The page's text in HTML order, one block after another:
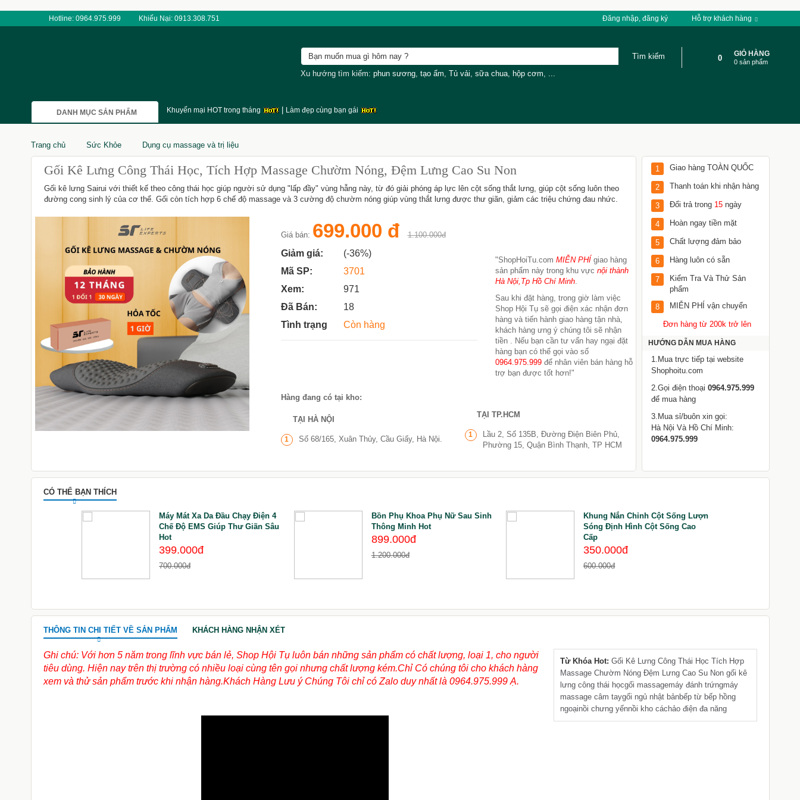
Hotline: 0964.975.999 Khiếu Nại: 0913.308.751 Đăng nhập, đăng ký Hỗ trợ khách hàng
Xu hướng tìm kiếm: phun sương, tạo ẩm, Tủ vải, sữa chua, hộp cơm, ...
0 GIỎ HÀNG
0 sản phẩm
DANH MỤC SẢN PHẨM Khuyến mại HOT trong tháng Làm đẹp cùng bạn gái
Trang chủ Sức Khỏe Dụng cụ massage và trị liệu
Gối Kê Lưng Công Thái Học, Tích Hợp Massage Chườm Nóng, Đệm Lưng Cao Su Non
Gối kê lưng Sairui với thiết kế theo công thái học giúp người sử dụng "lấp đầy" vùng hẫng này, từ đó giải phóng áp lực lên cột sống thắt lưng, giúp cột sống luôn theo
đường cong sinh lý của cơ thể. Gối còn tích hợp 6 chế độ massage và 3 cường độ chườm nóng giúp vùng thắt lưng được thư giãn, giảm các triệu chứng đau nhức.
Giá bán: 699.000 đ 1.100.000đ
Giảm giá:
(-36%)
Mã SP:
3701
Xem:
971
Đã Bán:
18
Tình trạng
Còn hàng
"ShopHoiTu.com MIỄN PHÍgiao hàng
sản phẩm này trong khu vực nội thành
Hà Nội,Tp Hồ Chí Minh.
Sau khi đặt hàng, trong giờ làm việc
Shop Hội Tụ sẽ gọi điện xác nhận đơn
hàng và tiến hành giao hàng tận nhà,
khách hàng ưng ý chúng tôi sẽ nhận
tiền . Nếu bạn cần tư vấn hay ngại đặt
hàng bạn có thể gọi vào số
0964.975.999 để nhân viên bán hàng hỗ
trợ bạn được tốt hơn!"
Hàng đang có tại kho:
TẠI HÀ NỘI
1 Số 68/165, Xuân Thủy, Cầu Giấy, Hà Nội.
TẠI TP.HCM
1
Lầu 2, Số 135B, Đường Điện Biên Phủ,
Phường 15, Quận Bình Thạnh, TP HCM
1 Giao hàng TOÀN QUỐC
2 Thanh toán khi nhận hàng
3 Đổi trả trong 15ngày
4 Hoàn ngay tiền mặt
5 Chất lượng đảm bảo
6 Hàng luôn có sẵn
7
Kiểm Tra Và Thử Sản
phẩm
8
MIỄN PHÍ vận chuyển
Đơn hàng từ 200k trở lên
HƯỚNG DẪN MUA HÀNG
1.Mua trực tiếp tại website
Shophoitu.com
2.Gọi điện thoại 0964.975.999
để mua hàng
3.Mua sỉ/buôn xin gọi:
Hà Nội Và Hồ Chí Minh:
0964.975.999
CÓ THỂ BẠN THÍCH
Máy Mát Xa Da Đầu Chạy Điện 4
Chế Độ EMS Giúp Thư Giãn Sâu
Hot
399.000đ
700.000đ
Bồn Phụ Khoa Phụ Nữ Sau Sinh
Thông Minh Hot
899.000đ
1.200.000đ
Khung Nắn Chỉnh Cột Sống Lượn
Sóng Định Hình Cột Sống Cao
Cấp
350.000đ
600.000đ
THÔNG TIN CHI TIẾT VỀ SẢN PHẨM KHÁCH HÀNG NHẬN XÉT
Ghi chú: Với hơn 5 năm trong lĩnh vực bán lẻ, Shop Hội Tụ luôn bán những sản phẩm có chất lượng, loại 1, cho người
tiêu dùng. Hiện nay trên thị trường có nhiều loại cùng tên gọi nhưng chất lượng kém.Chỉ Có chúng tôi cho khách hàng
xem và thử sản phẩm trước khi nhận hàng.Khách Hàng Lưu ý Chúng Tôi chỉ có Zalo duy nhất là 0964.975.999 Ạ.
Từ Khóa Hot: Gối Kê Lưng Công Thái Học Tích Hợp
Massage Chườm NóngĐệm Lưng Cao Su Non gối kê
lưng công thái họcgối massagemáy đánh trứngmáy
massage câm taygối ngủ nhật bảnbếp từ bếp hồng
ngoạinồi chưng yếnnồi kho cáchảo điện đa năng